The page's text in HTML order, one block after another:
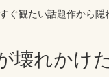
ぐ観たい話題作から隠
壊れかけ